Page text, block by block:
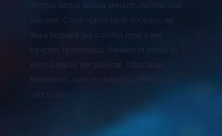
Tempor neque lacinia pretium. Aenean sed
placerat. Class aptent taciti sociosqu ad
litora torquent per conubia nostra per
inceptos hymenaeos. Aenean id metus id
velit ullamcor per pulvinar. Maecenas
fermentum, sem in pharetra pellentesque